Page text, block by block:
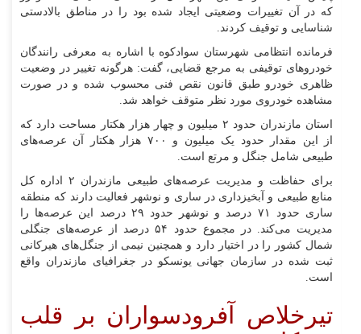
که در آن تغییرات وضعیتی ایجاد شده بود را در مناطق بالادستی
شناسایی و توقیف کردند.
فرمانده انتظامی شهرستان سوادکوه با اشاره به معرفی رانندگان
خودرو‌های توقیفی به مرجع قضایی، گفت: هرگونه تغییر در وضعیت
ظاهری خودرو طبق قانون نقص فنی محسوب شده و در صورت
مشاهده خودروی مورد نظر متوقف خواهد شد.
استان مازندران حدود ۲ میلیون و چهار هزار هکتار مساحت دارد که
از این مقدار حدود یک میلیون و ۷۰۰ هزار هکتار آن عرصه‌های
طبیعی شامل جنگل و مرتع است.
برای حفاظت و مدیریت عرصه‌های طبیعی مازندران ۲ اداره کل
منابع طبیعی و آبخیزداری در ساری و نوشهر فعالیت دارند که منطقه
ساری حدود ۷۱ درصد و نوشهر حدود ۲۹ درصد این عرصه‌ها را
مدیریت می‌کند. در مجموع حدود ۵۴ درصد از عرصه‌های جنگلی
شمال کشور را در اختیار دارد و همچنین نیمی از جنگل‌های هیرکانی
ثبت شده در سازمان جهانی یونسکو در جغرافیای مازندران واقع
است.
تیرخلاص آفرودسواران بر قلب